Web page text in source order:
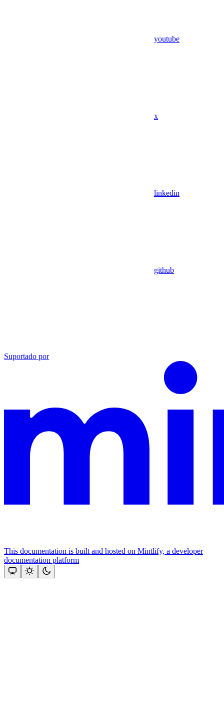
youtube
x
linkedin
github
Suportado por
This documentation is built and hosted on Mintlify, a developer
documentation platform